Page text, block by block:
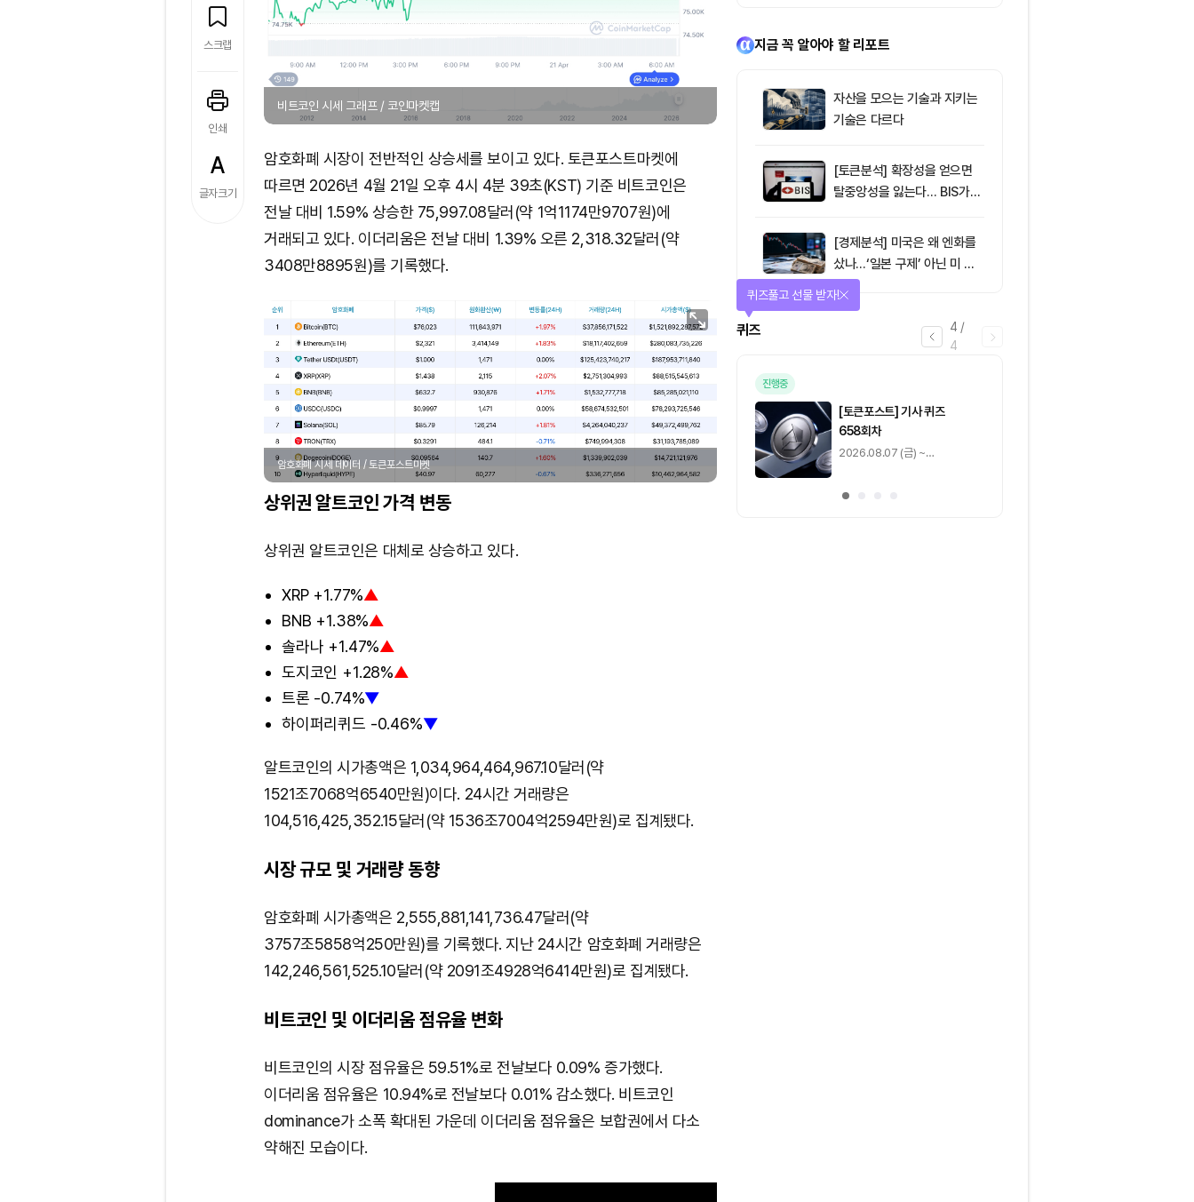
스크랩
인쇄
글자크기
비트코인 시세 그래프 / 코인마켓캡
암호화폐 시장이 전반적인 상승세를 보이고 있다. 토큰포스트마켓에
따르면 2026년 4월 21일 오후 4시 4분 39초(KST) 기준 비트코인은
전날 대비 1.59% 상승한 75,997.08달러(약 1억1174만9707원)에
거래되고 있다. 이더리움은 전날 대비 1.39% 오른 2,318.32달러(약
3408만8895원)를 기록했다.
암호화폐 시세 데이터 / 토큰포스트마켓
상위권 알트코인 가격 변동
상위권 알트코인은 대체로 상승하고 있다.
XRP +1.77%▲
BNB +1.38%▲
솔라나 +1.47%▲
도지코인 +1.28%▲
트론 -0.74%▼
하이퍼리퀴드 -0.46%▼
알트코인의 시가총액은 1,034,964,464,967.10달러(약
1521조7068억6540만원)이다. 24시간 거래량은
104,516,425,352.15달러(약 1536조7004억2594만원)로 집계됐다.
시장 규모 및 거래량 동향
암호화폐 시가총액은 2,555,881,141,736.47달러(약
3757조5858억250만원)를 기록했다. 지난 24시간 암호화폐 거래량은
142,246,561,525.10달러(약 2091조4928억6414만원)로 집계됐다.
비트코인 및 이더리움 점유율 변화
비트코인의 시장 점유율은 59.51%로 전날보다 0.09% 증가했다.
이더리움 점유율은 10.94%로 전날보다 0.01% 감소했다. 비트코인
dominance가 소폭 확대된 가운데 이더리움 점유율은 보합권에서 다소
약해진 모습이다.
지금 꼭 알아야 할 리포트
자산을 모으는 기술과 지키는
기술은 다르다
[토큰분석] 확장성을 얻으면
탈중앙성을 잃는다… BIS가
학’
[경제분석] 미국은 왜 엔화를
샀나…‘일본 구제’ 아닌 미 국
채·아시아 통화 방어전
1/
미션
매일 미션을 완료하고 보상을 획득!
기사 스탬프 0